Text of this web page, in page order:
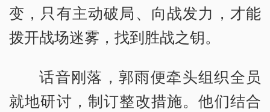
变，只有主动破局、向战发力，才能
拨开战场迷雾，找到胜战之钥。
话音刚落，郭雨便牵头组织全员
就地研讨，制订整改措施。他们结合